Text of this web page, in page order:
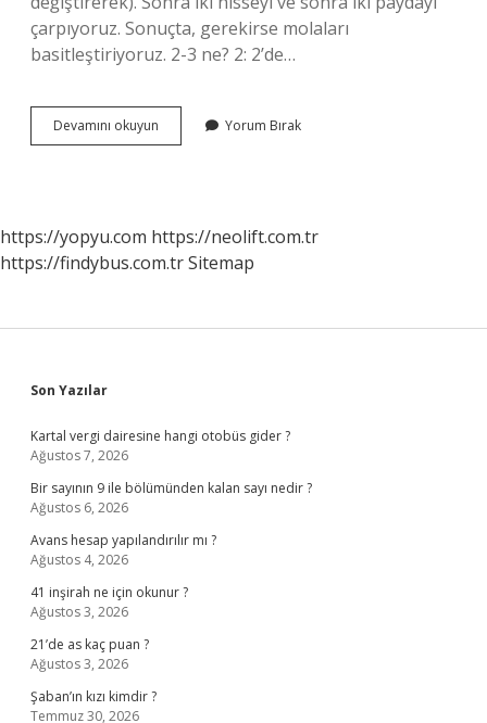
çarpıyoruz. Sonuçta, gerekirse molaları
basitleştiriyoruz. 2-3 ne? 2: 2’de…
Devamını okuyun
Bölü
Yorum Bırak
https://yopyu.com https://neolift.com.tr
https://findybus.com.trSitemap
Sidebar
Son Yazılar
Kartal vergi dairesine hangi otobüs gider ?
Ağustos 7, 2026
Bir sayının 9 ile bölümünden kalan sayı nedir ?
Ağustos 6, 2026
Avans hesap yapılandırılır mı ?
Ağustos 4, 2026
41 inşirah ne için okunur ?
Ağustos 3, 2026
21’de as kaç puan ?
Ağustos 3, 2026
Şaban’ın kızı kimdir ?
Temmuz 30, 2026